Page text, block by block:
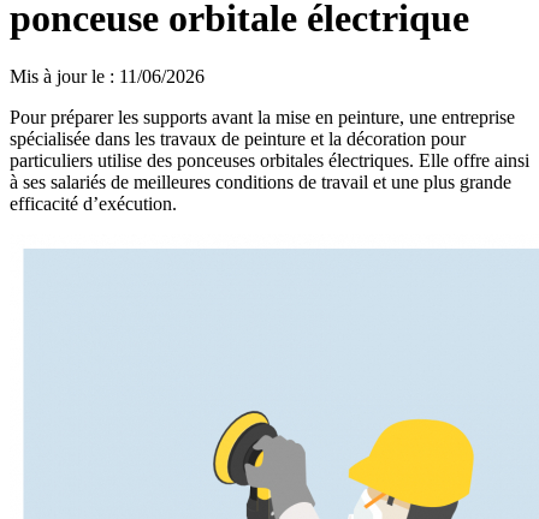
ponceuse orbitale électrique
Mis à jour le : 11/06/2026
Pour préparer les supports avant la mise en peinture, une entreprise
spécialisée dans les travaux de peinture et la décoration pour
particuliers utilise des ponceuses orbitales électriques. Elle offre ainsi
à ses salariés de meilleures conditions de travail et une plus grande
efficacité d’exécution.